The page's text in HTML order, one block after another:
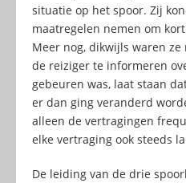
situatie op het spoor. Zij
maatregelen nemen om
Meer nog, dikwijls waren
de reiziger te informeren
gebeuren was, laat staan
er dan ging veranderd
alleen de vertragingen
elke vertraging ook steeds
De leiding van de drie